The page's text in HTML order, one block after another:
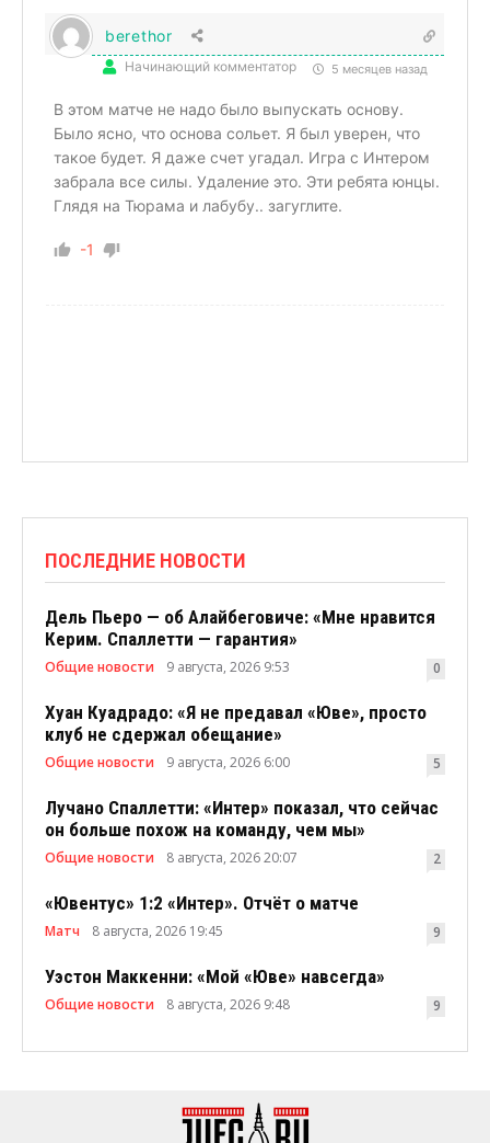
berethor
Начинающий комментатор 5 месяцев назад
В этом матче не надо было выпускать основу.
Было ясно, что основа сольет. Я был уверен, что
такое будет. Я даже счет угадал. Игра с Интером
забрала все силы. Удаление это. Эти ребята юнцы.
Глядя на Тюрама и лабубу.. загуглите.
-1
ПОСЛЕДНИЕ НОВОСТИ
Дель Пьеро — об Алайбеговиче: «Мне нравится
Керим. Спаллетти — гарантия»
Общие новости 9 августа, 2026 9:53 0
Хуан Куадрадо: «Я не предавал «Юве», просто
клуб не сдержал обещание»
Общие новости 9 августа, 2026 6:00 5
Лучано Спаллетти: «Интер» показал, что сейчас
он больше похож на команду, чем мы»
Общие новости 8 августа, 2026 20:07 2
«Ювентус» 1:2 «Интер». Отчёт о матче
Матч 8 августа, 2026 19:45 9
Уэстон Маккенни: «Мой «Юве» навсегда»
Общие новости 8 августа, 2026 9:48 9